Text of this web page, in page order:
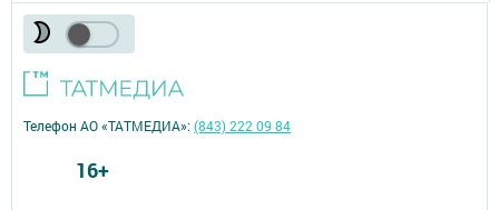
Телефон АО «ТАТМЕДИА»:(843) 222 09 84
16+